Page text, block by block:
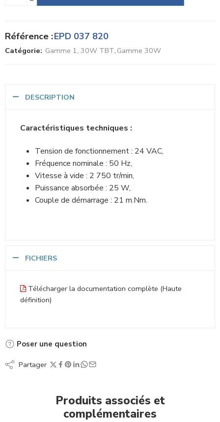
Référence :EPD 037 820
Catégorie: Gamme 1, 30W TBT, Gamme 30W
DESCRIPTION
Caractéristiques techniques :
Tension de fonctionnement : 24 VAC,
Fréquence nominale : 50 Hz,
Vitesse à vide : 2 750 tr/min,
Puissance absorbée : 25 W,
Couple de démarrage : 21 m.Nm.
FICHIERS
Télécharger la documentation complète (Haute
définition)
Poser une question
Partager
Produits associés et
complémentaires